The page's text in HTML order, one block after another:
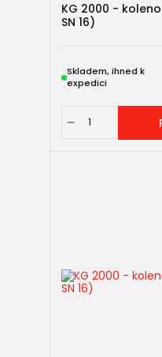
KG 2000 - koleno
SN 16)
Skladem, ihned k
expedici